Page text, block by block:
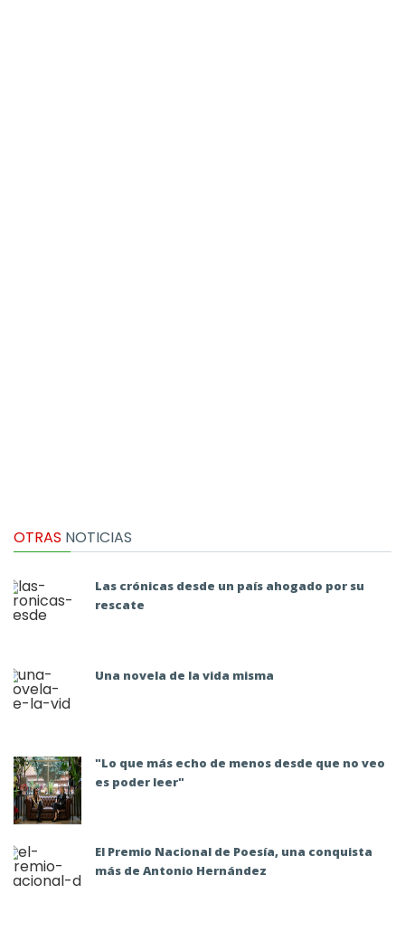
OTRAS NOTICIAS
Las crónicas desde un país ahogado por su
rescate
Una novela de la vida misma
"Lo que más echo de menos desde que no veo
es poder leer"
El Premio Nacional de Poesía, una conquista
más de Antonio Hernández